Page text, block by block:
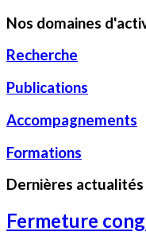
Nos domaines
Recherche
Publications
Accompagnements
Formations
Dernières actualités
Fermeture